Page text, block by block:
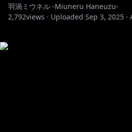
羽渦ミウネル -Miuneru Haneuzu-
2,792views · Uploaded Sep 3, 2025 ·